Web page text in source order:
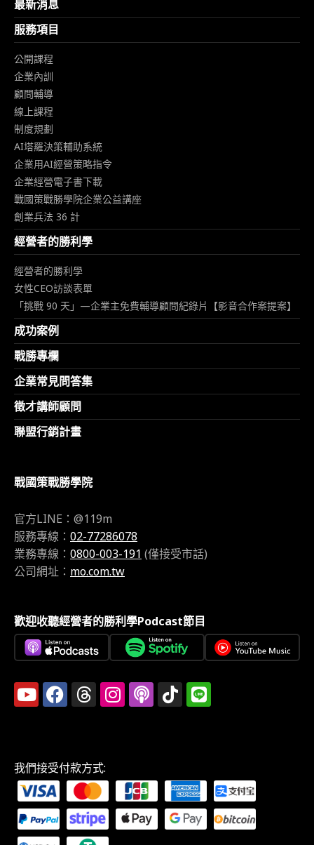
最新消息
服務項目
公開課程
企業內訓
顧問輔導
線上課程
制度規劃
AI塔羅決策輔助系統
企業用AI經營策略指令
企業經營電子書下載
戰國策戰勝學院企業公益講座
創業兵法 36 計
經營者的勝利學
經營者的勝利學
女性CEO訪談表單
「挑戰 90 天」—企業主免費輔導顧問紀錄片【影音合作案提案】
成功案例
戰勝專欄
企業常見問答集
徵才講師顧問
聯盟行銷計畫
戰國策戰勝學院
官方LINE：@119m
服務專線： 02-77286078
業務專線： 0800-003-191 (僅接受市話)
公司網址： mo.com.tw
歡迎收聽經營者的勝利學Podcast節目
我們接受付款方式: